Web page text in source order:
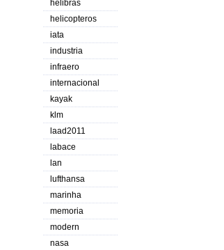
helibras
helicopteros
iata
industria
infraero
internacional
kayak
klm
laad2011
labace
lan
lufthansa
marinha
memoria
modern
nasa